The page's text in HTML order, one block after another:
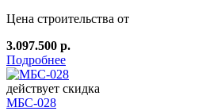
Цена строительства от
3.097.500 р.
Подробнее
действует скидка
МБС-028